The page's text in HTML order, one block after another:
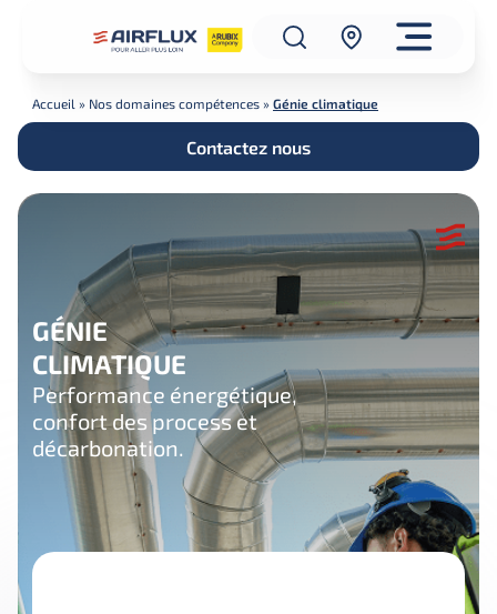
Accueil » Nos domaines compétences » Génie climatique
Contactez nous
GÉNIE
CLIMATIQUE
Performance énergétique,
confort des process et
décarbonation.